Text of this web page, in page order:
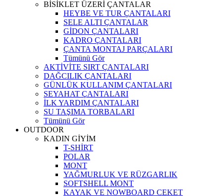
BİSİKLET ÜZERİ ÇANTALAR
HEYBE VE TUR ÇANTALARI
SELE ALTI ÇANTALAR
GİDON ÇANTALARI
KADRO ÇANTALARI
ÇANTA MONTAJ PARÇALARI
Tümünü Gör
AKTİVİTE SIRT ÇANTALARI
DAĞCILIK ÇANTALARI
GÜNLÜK KULLANIM ÇANTALARI
SEYAHAT ÇANTALARI
İLK YARDIM ÇANTALARI
SU TAŞIMA TORBALARI
Tümünü Gör
OUTDOOR
KADIN GİYİM
T-SHİRT
POLAR
MONT
YAĞMURLUK VE RÜZGARLIK
SOFTSHELL MONT
KAYAK VE NOWBOARD CEKET